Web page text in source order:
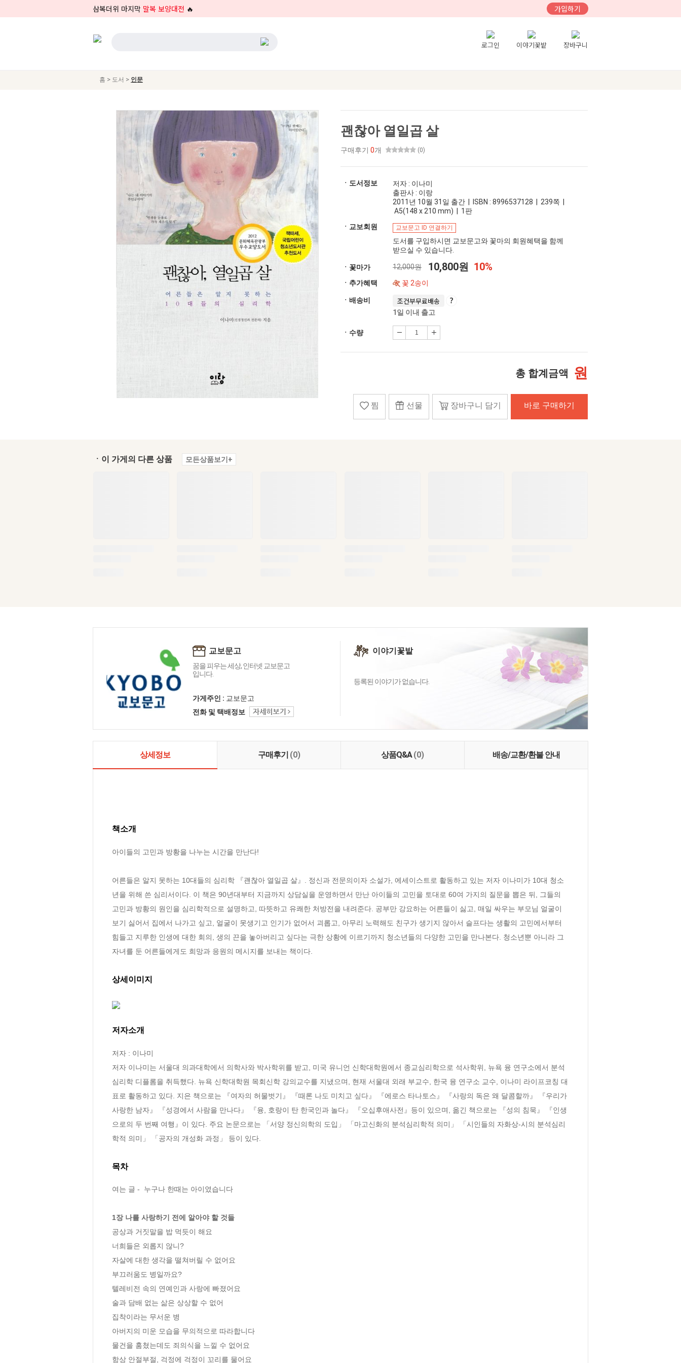
삼복더위 마지막 말복 보양대전 🔥 가입하기
로그인 이야기꽃밭 장바구니
홈 > 도서 > 인문
괜찮아 열일곱 살
구매후기 0개 (0)
ㆍ도서정보
저자 : 이나미
출판사 : 이랑
2011년 10월 31일 출간 | ISBN : 8996537128 | 239쪽 |
A5(148 x 210 mm) | 1판
ㆍ교보회원
교보문고 ID 연결하기
도서를 구입하시면 교보문고와 꽃마의 회원혜택을 함께
받으실 수 있습니다.
ㆍ꽃마가 12,000원 10,800원 10%
ㆍ추가혜택 꽃 2송이
ㆍ배송비 조건부무료배송
1일 이내 출고
ㆍ수량
총 합계금액 원
찜 선물 장바구니 담기 바로 구매하기
ㆍ이 가게의 다른 상품 모든상품보기+
교보문고
꿈을 피우는 세상, 인터넷 교보문고
입니다.
가게주인 : 교보문고
전화 및 택배정보
이야기꽃밭
등록된 이야기가 없습니다.
상세정보 구매후기 (0) 상품Q&A(0) 배송/교환/환불 안내
책소개
아이들의 고민과 방황을 나누는 시간을 만난다!
어른들은 알지 못하는 10대들의 심리학 『괜찮아 열일곱 살』. 정신과 전문의이자 소설가, 에세이스트로 활동하고 있는 저자 이나미가 10대 청소
년을 위해 쓴 심리서이다. 이 책은 90년대부터 지금까지 상담실을 운영하면서 만난 아이들의 고민을 토대로 60여 가지의 질문을 뽑은 뒤, 그들의
고민과 방황의 원인을 심리학적으로 설명하고, 따뜻하고 유쾌한 처방전을 내려준다. 공부만 강요하는 어른들이 싫고, 매일 싸우는 부모님 얼굴이
보기 싫어서 집에서 나가고 싶고, 얼굴이 못생기고 인기가 없어서 괴롭고, 아무리 노력해도 친구가 생기지 않아서 슬프다는 생활의 고민에서부터
힘들고 지루한 인생에 대한 회의, 생의 끈을 놓아버리고 싶다는 극한 상황에 이르기까지 청소년들의 다양한 고민을 만나본다. 청소년뿐 아니라 그
자녀를 둔 어른들에게도 희망과 응원의 메시지를 보내는 책이다.
상세이미지
저자소개
저자 : 이나미
저자 이나미는 서울대 의과대학에서 의학사와 박사학위를 받고, 미국 유니언 신학대학원에서 종교심리학으로 석사학위, 뉴욕 융 연구소에서 분석
심리학 디플롬을 취득했다. 뉴욕 신학대학원 목회신학 강의교수를 지냈으며, 현재 서울대 외래 부교수, 한국 융 연구소 교수, 이나미 라이프코칭 대
표로 활동하고 있다. 지은 책으로는 『여자의 허물벗기』 『때론 나도 미치고 싶다』 『에로스 타나토스』 『사랑의 독은 왜 달콤할까』 『우리가
사랑한 남자』 『성경에서 사람을 만나다』 『융, 호랑이 탄 한국인과 놀다』 『오십후애사전』등이 있으며, 옮긴 책으로는 『성의 침묵』 『인생
으로의 두 번째 여행』이 있다. 주요 논문으로는 「서양 정신의학의 도입」 「마고신화의 분석심리학적 의미」 「시인들의 자화상-시의 분석심리
학적 의미」 「공자의 개성화 과정」 등이 있다.
목차
여는 글 -  누구나 한때는 아이였습니다
1장 나를 사랑하기 전에 알아야 할 것들
공상과 거짓말을 밥 먹듯이 해요
너희들은 외롭지 않니?
자살에 대한 생각을 떨쳐버릴 수 없어요
부끄러움도 병일까요?
텔레비전 속의 연예인과 사랑에 빠졌어요
술과 담배 없는 삶은 상상할 수 없어
집착이라는 무서운 병
아버지의 미운 모습을 무의적으로 따라합니다
물건을 훔쳤는데도 죄의식을 느낄 수 없어요
항상 안절부절, 걱정에 걱정이 꼬리를 물어요